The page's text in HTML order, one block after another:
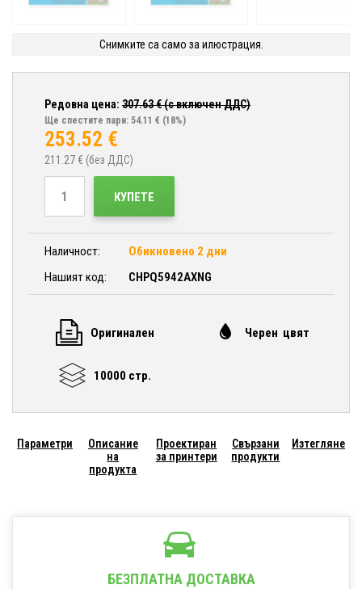
Снимките са само за илюстрация.
Редовна цена: 307.63€ (с включен ДДС)
Ще спестите пари: 54.11 € (18%)
253.52 €
211.27 € (без ДДС)
КУПЕТЕ
Наличност:
Обикновено 2 дни
Нашият код:
CHPQ5942AXNG
Оригинален Черен цвят
10000 стр.
Параметри
Описание
на
продукта
Проектиран
за принтери
Свързани
продукти
Изтегляне
БЕЗПЛАТНА ДОСТАВКА